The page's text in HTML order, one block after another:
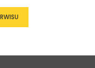
ograniczenie
okresach
elektrycznej